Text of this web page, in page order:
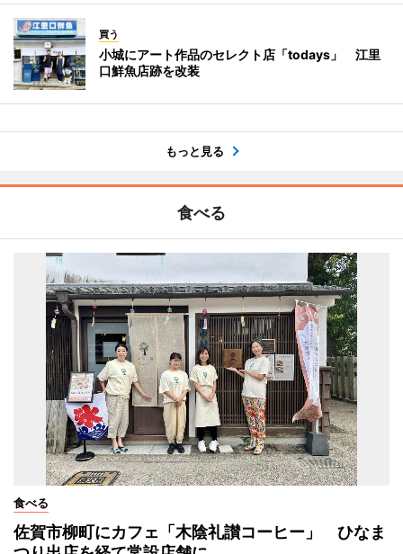
買う
小城にアート作品のセレクト店「todays」 江里
口鮮魚店跡を改装
もっと見る
食べる
食べる
佐賀市柳町にカフェ「木陰礼讃コーヒー」 ひなま